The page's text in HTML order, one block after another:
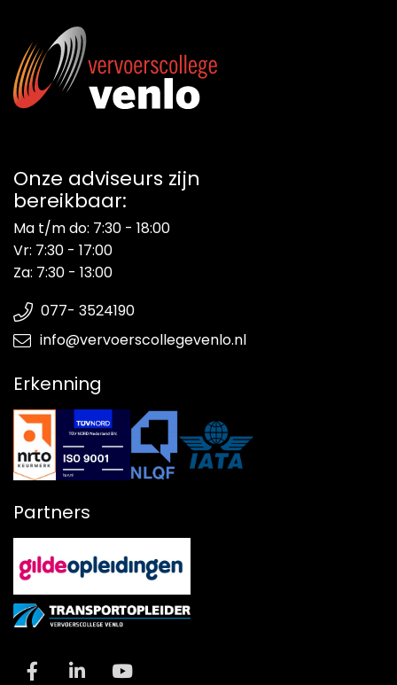
Onze adviseurs zijn
bereikbaar:
Ma t/m do: 7:30 - 18:00
Vr: 7:30 - 17:00
Za: 7:30 - 13:00
077- 3524190
info@vervoerscollegevenlo.nl
Erkenning
Partners